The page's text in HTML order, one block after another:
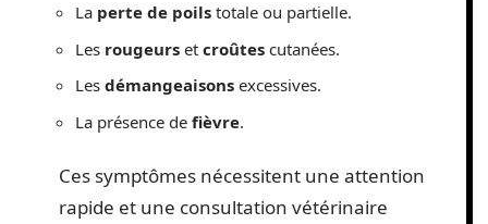
La perte de poils totale ou partielle.
Les rougeurs et croûtes cutanées.
Les démangeaisons excessives.
La présence de fièvre.
Ces symptômes nécessitent une attention
rapide et une consultation vétérinaire